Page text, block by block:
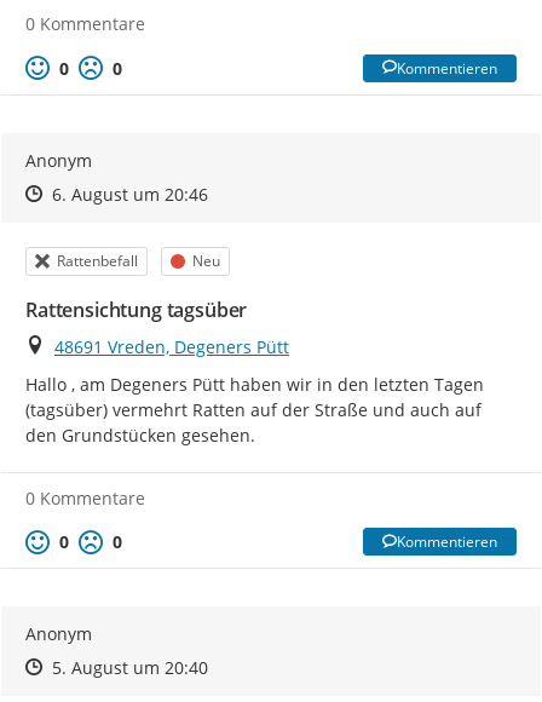
0 Kommentare
0
0 Kommentieren
Anonym
Zeitpunkt des Erstellens
Zeitpunkt des Erstellens
6. August um 20:46Zur Äußerung
Kategorie
Rattenbefall Status
Neu
Rattensichtung tagsüber
Ort
48691 Vreden, Degeners Pütt
Hallo , am Degeners Pütt haben wir in den letzten Tagen
(tagsüber) vermehrt Ratten auf der Straße und auch auf
den Grundstücken gesehen.
0 Kommentare
0
0 Kommentieren
Anonym
Zeitpunkt des Erstellens
Zeitpunkt des Erstellens
5. August um 20:40Zur Äußerung